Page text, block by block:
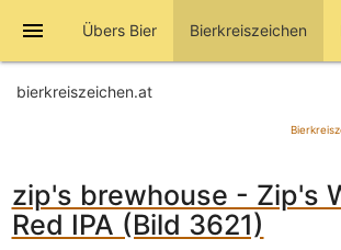
menu Übers Bier Bierkreiszeichen
bierkreiszeichen.at
zip's brewhouse - Zip's
Red IPA (Bild 3621)